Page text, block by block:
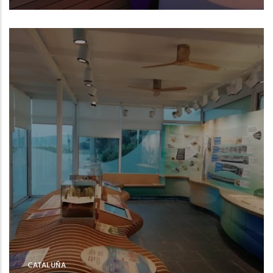
Castelldefels (Barcelona)
CATALUÑA